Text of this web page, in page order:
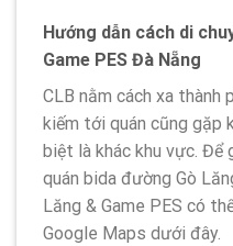
Hướng dẫn cách di
Game PES Đà Nẵng
CLB nằm cách xa thành
kiếm tới quán cũng gặp
biệt là khác khu vực. Để
quán bida đường Gò
Lăng & Game PES có
Google Maps dưới đây.